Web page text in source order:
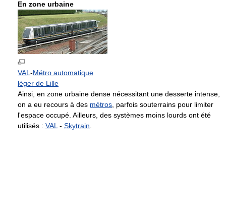
En zone urbaine
VAL -Métro automatique
léger de Lille
Ainsi, en zone urbaine dense nécessitant une desserte intense,
on a eu recours à des métros , parfois souterrains pour limiter
l'espace occupé. Ailleurs, des systèmes moins lourds ont été
utilisés : VAL - Skytrain